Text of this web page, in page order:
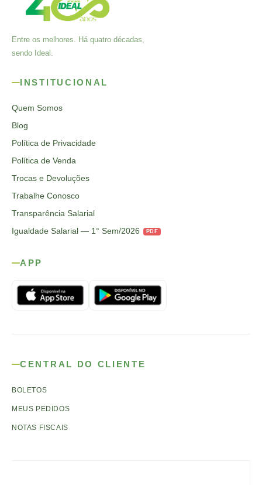
Entre os melhores. Há quatro décadas,
sendo Ideal.
INSTITUCIONAL
Quem Somos
Blog
Política de Privacidade
Política de Venda
Trocas e Devoluções
Trabalhe Conosco
Transparência Salarial
Igualdade Salarial — 1° Sem/2026
PDF
APP
CENTRAL DO CLIENTE
BOLETOS
MEUS PEDIDOS
NOTAS FISCAIS